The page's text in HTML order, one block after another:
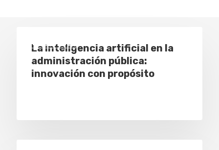
Empresas
La inteligencia artificial en la
administración pública:
innovación con propósito
Empresas